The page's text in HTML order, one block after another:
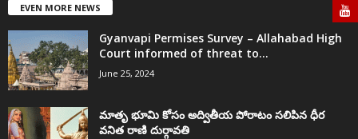
EVEN MORE NEWS
Gyanvapi Permises Survey – Allahabad High
Court informed of threat to...
June 25, 2024
మాతృ భూమి కోసం అద్వితీయ పోరాటం సలిపిన ధీర
వనిత రాణి దుర్గావతి